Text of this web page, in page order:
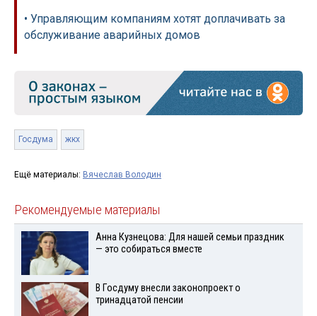
• Управляющим компаниям хотят доплачивать за
обслуживание аварийных домов
Госдума жкх
Ещё материалы: Вячеслав Володин
Рекомендуемые материалы
Анна Кузнецова: Для нашей семьи праздник
— это собираться вместе
В Госдуму внесли законопроект о
тринадцатой пенсии